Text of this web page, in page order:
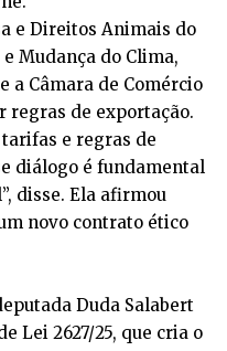
e Direitos Animais do
Mudança do Clima,
a Câmara de Comércio
regras de exportação.
e regras de
diálogo é fundamental
disse. Ela afirmou
novo contrato ético
Duda Salabert
Lei 2627/25, que cria o